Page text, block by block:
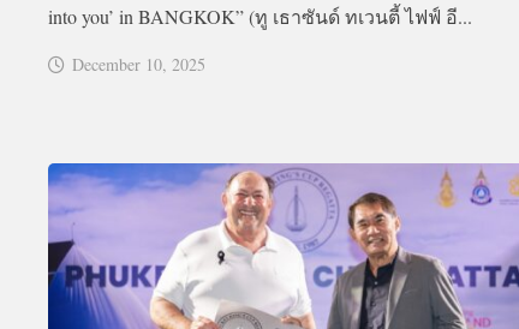
into you’ in BANGKOK” (ทู เธาซันด์ ทเวนตี้ ไฟฟ์ อี...
December 10, 2025